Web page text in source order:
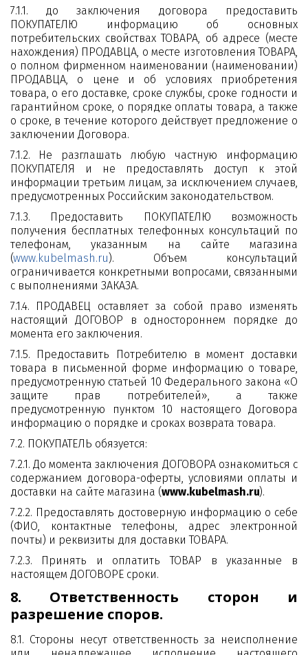
7.1.1. до заключения договора предоставить
ПОКУПАТЕЛЮ информацию об основных
потребительских свойствах ТОВАРА, об адресе (месте
нахождения) ПРОДАВЦА, о месте изготовления ТОВАРА,
о полном фирменном наименовании (наименовании)
ПРОДАВЦА, о цене и об условиях приобретения
товара, о его доставке, сроке службы, сроке годности и
гарантийном сроке, о порядке оплаты товара, а также
о сроке, в течение которого действует предложение о
заключении Договора.
7.1.2. Не разглашать любую частную информацию
ПОКУПАТЕЛЯ и не предоставлять доступ к этой
информации третьим лицам, за исключением случаев,
предусмотренных Российским законодательством.
7.1.3. Предоставить ПОКУПАТЕЛЮ возможность
получения бесплатных телефонных консультаций по
телефонам, указанным на сайте магазина
(www.kubelmash.ru). Объем консультаций
ограничивается конкретными вопросами, связанными
с выполнениями ЗАКАЗА.
7.1.4. ПРОДАВЕЦ оставляет за собой право изменять
настоящий ДОГОВОР в одностороннем порядке до
момента его заключения.
7.1.5. Предоставить Потребителю в момент доставки
товара в письменной форме информацию о товаре,
предусмотренную статьей 10 Федерального закона «О
защите прав потребителей», а также
предусмотренную пунктом 10 настоящего Договора
информацию о порядке и сроках возврата товара.
7.2. ПОКУПАТЕЛЬ обязуется:
7.2.1. До момента заключения ДОГОВОРА ознакомиться с
содержанием договора-оферты, условиями оплаты и
доставки на сайте магазина (www.kubelmash.ru).
7.2.2. Предоставлять достоверную информацию о себе
(ФИО, контактные телефоны, адрес электронной
почты) и реквизиты для доставки ТОВАРА.
7.2.3. Принять и оплатить ТОВАР в указанные в
настоящем ДОГОВОРЕ сроки.
8. Ответственность сторон и
разрешение споров.
8.1. Стороны несут ответственность за неисполнение